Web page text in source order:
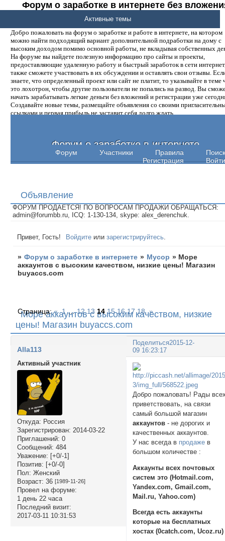
Форум о заработке в интернете без
денег.
Добро пожаловать на форум о заработке и работе в интернете, на котором
можно найти подходящий вариант дополнительной подработки на дому с
высоким доходом помимо основной работы, не вкладывая собственных
На форуме вы найдете полезную информацию про сайты и проекты,
предоставляющие удаленную работу и быстрый заработок в сети
также сможете участвовать в их обсуждении и оставлять свои отзывы.
знаете, что определенный проект или сайт не платит, то указывайте в теме
это лохотрон, чтобы другие пользователи не попались на развод. Вы
начать зарабатывать легкие деньги без вложений и регистрации уже
Создавайте новые темы, размещайте объявления со своими
ссылками и первая прибыль не заставит себя долго ждать.
Форум о заработке в интернете
Форум Участники Правила
Поиск
Регистрация
Войти
Активные темы
Объявление
ФОРУМ ПРОДАЕТСЯ! ПО ВОПРОСАМ ПРОДАЖИ ОБРАЩАТЬСЯ:
admin@forumbb.ru, ICQ: 1-130-134, skype: alex_derenchuk.
Привет, Гость! Войдите илизарегистрируйтесь
» Форум о заработке в интернете » Мусор » Море
аккаунтов с высоким качеством, низкие цены! Магазин
buyaccs.com
Море аккаунтов с высоким качеством, низкие
цены! Магазин buyaccs.com
Страница:« 1 … 12 13 14 15 16 17 18 »
Поделиться2015-12-
09 16:23:17
Alla113
Активный участник
Откуда: Россия
Зарегистрирован: 2014-03-22
Приглашений: 0
Сообщений: 484
Уважение: [+0/-1]
Позитив: [+0/-0]
Пол: Женский
Возраст: 36 [1989-11-26]
Провел на форуме:
1 день 22 часа
Последний визит:
2017-03-11 10:31:53
Добро пожаловать! Рады
приветствовать, на связи
самый большой магазин
аккаунтов - не дорогих и
качественных аккаунтов.
У нас всегда в продаже в
большом количестве :
Аккаунты всех почтовых
систем это (Hotmail.com,
Yandex.com, Gmail.com,
Mail.ru, Yahoo.com)
Всегда есть аккаунты
которые на бесплатных
хостах (0catch.com, Ucoz.ru)